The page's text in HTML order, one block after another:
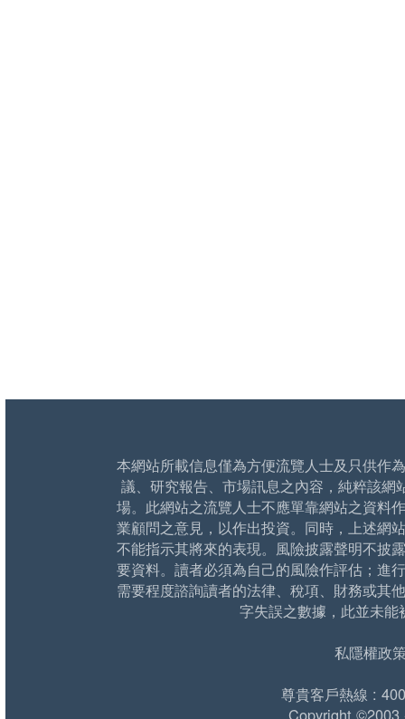
本網站所載信息僅為方便流覽人士及只供作
議、研究報告、市場訊息之內容，純粹該
場。此網站之流覽人士不應單靠網站之資料
業顧問之意見，以作出投資。同時，上述網
不能指示其將來的表現。風險披露聲明不披
要資料。讀者必須為自己的風險作評估；進
需要程度諮詢讀者的法律、稅項、財務或其
字失誤之數據，此並未
私隱權政
尊貴客戶熱線 :